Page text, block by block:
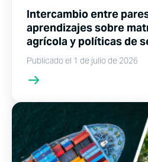
Intercambio entre pares
aprendizajes sobre
agrícola y políticas de
Publicado el 1 de julio de 2026